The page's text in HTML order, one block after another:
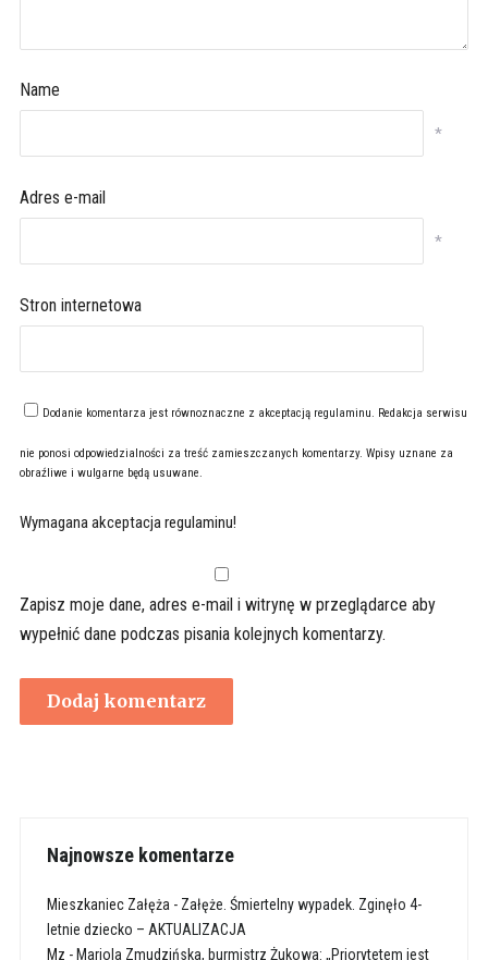
Name
*
Adres e-mail
*
Stron internetowa
Dodanie komentarza jest równoznaczne z akceptacją regulaminu. Redakcja serwisu
nie ponosi odpowiedzialności za treść zamieszczanych komentarzy. Wpisy uznane za
obraźliwe i wulgarne będą usuwane.
Wymagana akceptacja regulaminu!
Zapisz moje dane, adres e-mail i witrynę w przeglądarce aby
wypełnić dane podczas pisania kolejnych komentarzy.
Najnowsze komentarze
Mieszkaniec Załęża - Załęże. Śmiertelny wypadek. Zginęło 4-
letnie dziecko – AKTUALIZACJA
Mz - Mariola Zmudzińska, burmistrz Żukowa: „Priorytetem jest